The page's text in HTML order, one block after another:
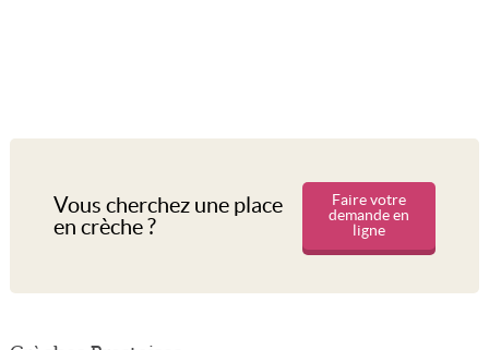
Vous cherchez une place
en crèche ?
Faire votre
demande en
ligne